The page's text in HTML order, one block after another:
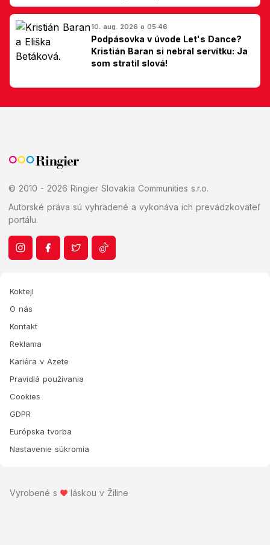
Slovákom
10. aug. 2026 o 05:46
Podpásovka v úvode Let's Dance?
Kristián Baran si nebral servítku: Ja
som stratil slová!
© 2010 - 2026 Ringier Slovakia Communities s.r.o.
Autorské práva sú vyhradené a vykonáva ich prevádzkovateľ
portálu.
Koktejl
O nás
Kontakt
Reklama
Kariéra v Azete
Pravidlá používania
Cookies
GDPR
Európska tvorba
Nastavenie súkromia
Vyrobené s láskou v Žiline